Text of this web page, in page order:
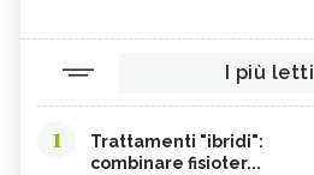
I più letti
1
Trattamenti "ibridi":
combinare fisioter...